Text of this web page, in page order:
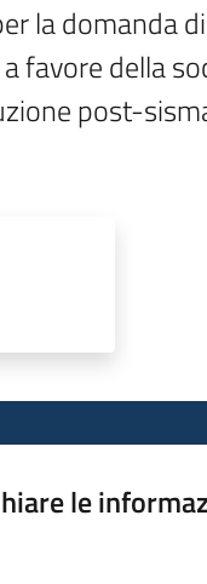
la domanda
della
post-
le